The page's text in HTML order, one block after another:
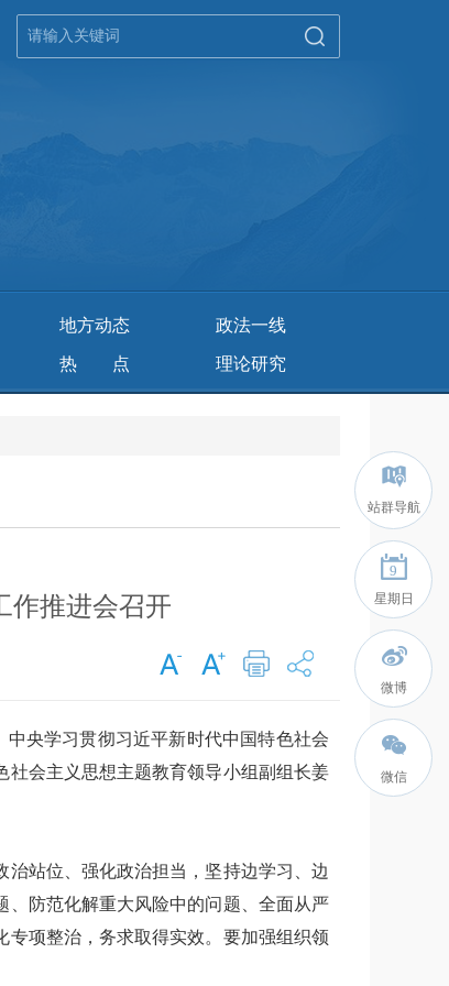
地方动态 政法一线
热 点 理论研究
作推进会召开
央学习贯彻习近平新时代中国特色社会
社会主义思想主题教育领导小组副组长姜
站位、强化政治担当，坚持边学习、边
、防范化解重大风险中的问题、全面从严
项整治，务求取得实效。要加强组织领
站群导航
9
星期日
微博
微信